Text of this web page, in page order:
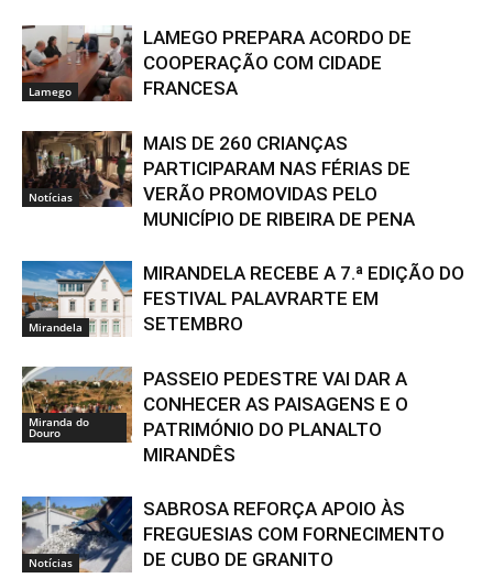
Lamego
LAMEGO PREPARA ACORDO DE
COOPERAÇÃO COM CIDADE
FRANCESA
Notícias
MAIS DE 260 CRIANÇAS
PARTICIPARAM NAS FÉRIAS DE
VERÃO PROMOVIDAS PELO
MUNICÍPIO DE RIBEIRA DE PENA
Mirandela
MIRANDELA RECEBE A 7.ª EDIÇÃO DO
FESTIVAL PALAVRARTE EM
SETEMBRO
Miranda do
Douro
PASSEIO PEDESTRE VAI DAR A
CONHECER AS PAISAGENS E O
PATRIMÓNIO DO PLANALTO
MIRANDÊS
Notícias
SABROSA REFORÇA APOIO ÀS
FREGUESIAS COM FORNECIMENTO
DE CUBO DE GRANITO